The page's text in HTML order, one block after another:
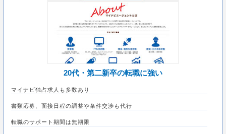
20代・第二新卒の転職に強い
マイナビ独占求人も多数あり
書類応募、面接日程の調整や条件交渉も代行
転職のサポート期間は無期限